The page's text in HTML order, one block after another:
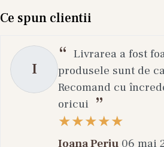
Ce spun clientii
I
Livrarea a fost
produsele sunt de
Recomand cu
oricui
Ioana Perju 06 mai